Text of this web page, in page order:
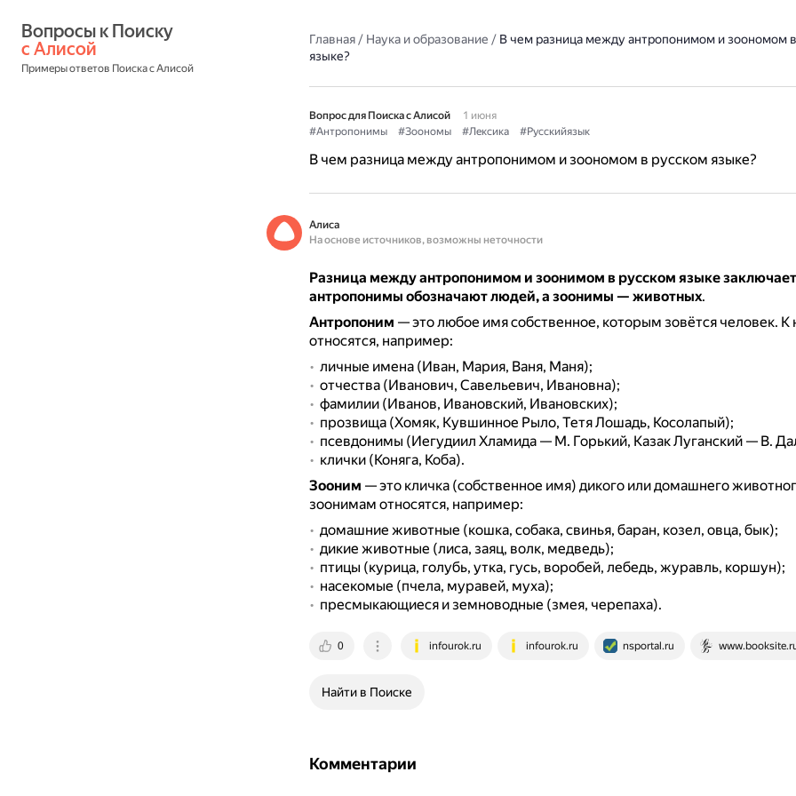
с Алисой
Примеры ответов Поиска с Алисой
Главная/ Наука и образование / В чем разница между антропонимом и зоономом
языке?
Вопрос для Поиска с Алисой
1 июня
#Антропонимы
#Зоономы #Лексика #Русскийязык
В чем разница между антропонимом и зоономом в русском языке?
Алиса
На основе источников, возможны неточности
Разница между антропонимом и зоонимом в русском языке
антропонимы обозначают людей, а зоонимы — животных.
Антропоним — это любое имя собственное, которым зовётся человек. К
относятся, например:
личные имена (Иван, Мария, Ваня, Маня);
отчества (Иванович, Савельевич, Ивановна);
фамилии (Иванов, Ивановский, Ивановских);
прозвища (Хомяк, Кувшинное Рыло, Тетя Лошадь, Косолапый);
псевдонимы (Иегудиил Хламида — М. Горький, Казак Луганский — В.
клички (Коняга, Коба).
Зооним — это кличка (собственное имя) дикого или домашнего
зоонимам относятся, например:
домашние животные (кошка, собака, свинья, баран, козел, овца, бык);
дикие животные (лиса, заяц, волк, медведь);
птицы (курица, голубь, утка, гусь, воробей, лебедь, журавль, коршун);
насекомые (пчела, муравей, муха);
пресмыкающиеся и земноводные (змея, черепаха).
0 infourok.ru infourok.ru nsportal.ru
Найти в Поиске
Комментарии